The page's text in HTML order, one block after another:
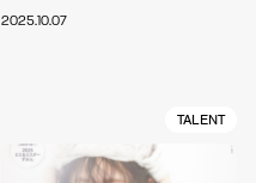
2025.10.07
TALENT